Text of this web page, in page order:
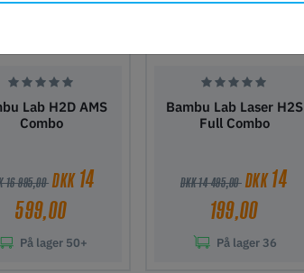
Lab H2D AMS
Combo
16 995,00 DKK14
599,00
På lager 50+
Bambu Lab Laser H2S
Full Combo
DKK 14 495,00 DKK14
199,00
På lager36